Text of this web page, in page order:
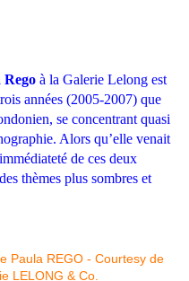
Rego à la Galerie Lelong est
années (2005-2007) que
se concentrant quasi
Alors qu’elle venait
de ces deux
thèmes plus sombres et